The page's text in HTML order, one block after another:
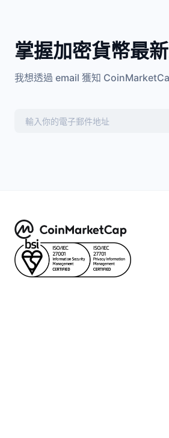
掌握加密貨幣最
我想透過 email 獲知